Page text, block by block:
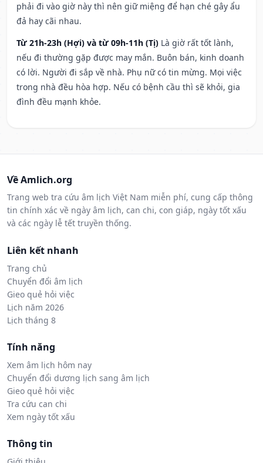
phải đi vào giờ này thì nên giữ miệng để hạn ché gây ẩu
đả hay cãi nhau.
Từ 21h-23h (Hợi) và từ 09h-11h (Tị) Là giờ rất tốt lành,
nếu đi thường gặp được may mắn. Buôn bán, kinh doanh
có lời. Người đi sắp về nhà. Phụ nữ có tin mừng. Mọi việc
trong nhà đều hòa hợp. Nếu có bệnh cầu thì sẽ khỏi, gia
đình đều mạnh khỏe.
Về Amlich.org
Trang web tra cứu âm lịch Việt Nam miễn phí, cung cấp thông
tin chính xác về ngày âm lịch, can chi, con giáp, ngày tốt xấu
và các ngày lễ tết truyền thống.
Liên kết nhanh
Trang chủ
Chuyển đổi âm lịch
Gieo quẻ hỏi việc
Lịch năm 2026
Lịch tháng 8
Tính năng
Xem âm lịch hôm nay
Chuyển đổi dương lịch sang âm lịch
Gieo quẻ hỏi việc
Tra cứu can chi
Xem ngày tốt xấu
Thông tin